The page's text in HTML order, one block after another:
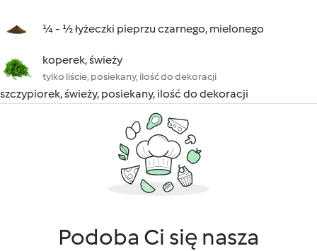
¼ - ½ łyżeczki pieprzu czarnego, mielonego
koperek, świeży
tylko liście, posiekany, ilość do dekoracji
szczypiorek, świeży, posiekany, ilość do dekoracji
Podoba Ci się nasza